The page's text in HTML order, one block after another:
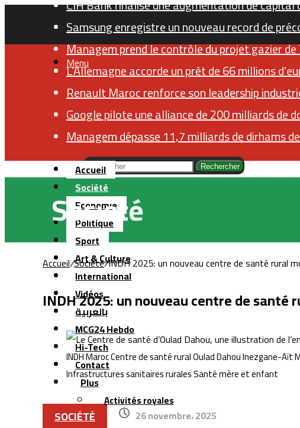
CIH Bank finalise une augmentation de
Samsung enregistre un nouveau record de
Managem prend le contrôle du projet gazier
L’Allemagne accorde un prêt de 66 millions
Renault Maroc renforce son leadership
Google pilote une alliance de 200 milliards de
Managem dépasse 11,7 milliards de dirhams
Rechercher
Menu
Accueil
Société
Economie
Politique
Sport
Art & Culture
International
Vidéos
بالعربية
MCG24 Hebdo
Hi-Tech
Contact
Plus
Activités royales
Société
Accueil/Société/INDH 2025: un nouveau centre de santé rural
INDH 2025: un nouveau centre de santé
INDH Maroc Centre de santé rural Oulad Dahou Inezgane-
Infrastructures sanitaires rurales Santé mère et enfant
SOCIÉTÉ 26 novembre، 2025